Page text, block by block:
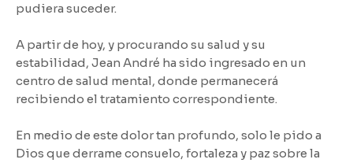
pudiera suceder.
A partir de hoy, y procurando su salud y su
estabilidad, Jean André ha sido ingresado en un
centro de salud mental, donde permanecerá
recibiendo el tratamiento correspondiente.
En medio de este dolor tan profundo, solo le pido a
Dios que derrame consuelo, fortaleza y paz sobre la